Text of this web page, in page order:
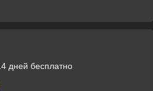
дней бесплатно